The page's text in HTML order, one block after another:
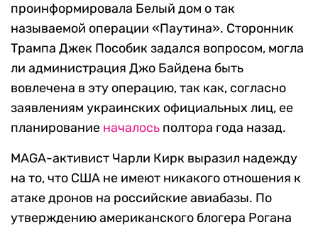
проинформировала Белый дом о так
называемой операции «Паутина». Сторонник
Трампа Джек Пособик задался вопросом, могла
ли администрация Джо Байдена быть
вовлечена в эту операцию, так как, согласно
заявлениям украинских официальных лиц, ее
планирование началось полтора года назад.
MAGA-активист Чарли Кирк выразил надежду
на то, что США не имеют никакого отношения к
атаке дронов на российские авиабазы. По
утверждению американского блогера Рогана